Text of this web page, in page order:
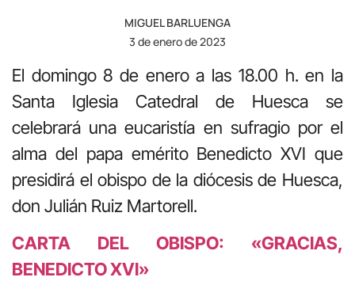
MIGUEL BARLUENGA
3 de enero de 2023
El domingo 8 de enero a las 18.00 h. en la
Santa Iglesia Catedral de Huesca se
celebrará una eucaristía en sufragio por el
alma del papa emérito Benedicto XVI que
presidirá el obispo de la diócesis de Huesca,
don Julián Ruiz Martorell.
CARTA DEL OBISPO: «GRACIAS,
BENEDICTO XVI»